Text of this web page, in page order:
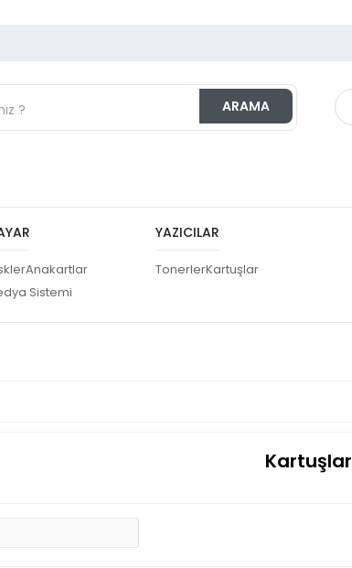
ARAMA
Anakartlar
Sistemi
YAZICILAR
TonerlerKartuşlar
Kartuşlar